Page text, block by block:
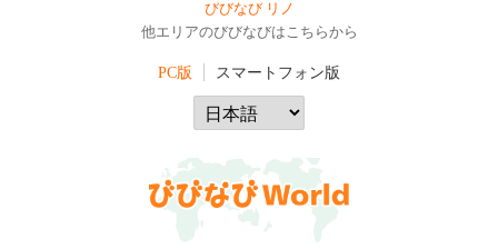
びびなび リノ
他エリアのびびなびはこちらから
PC版 スマートフォン版